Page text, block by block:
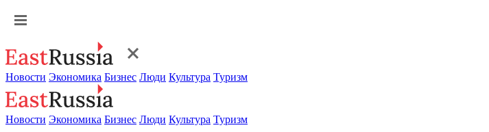
Новости Экономика Бизнес Люди Культура Туризм
Новости Экономика Бизнес Люди Культура Туризм